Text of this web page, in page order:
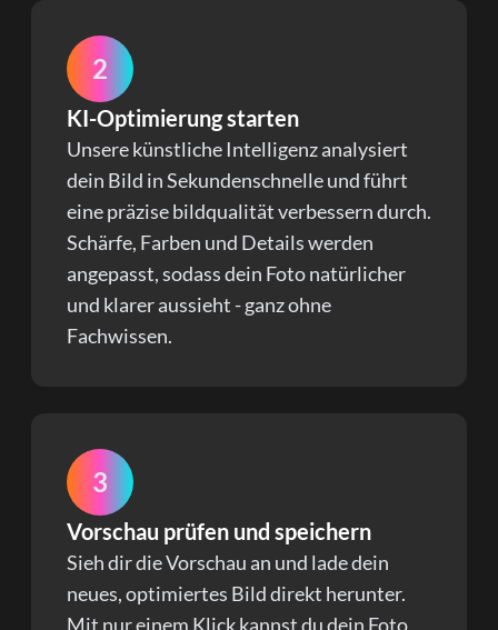
2
KI-Optimierung starten
Unsere künstliche Intelligenz analysiert
dein Bild in Sekundenschnelle und führt
eine präzise bildqualität verbessern durch.
Schärfe, Farben und Details werden
angepasst, sodass dein Foto natürlicher
und klarer aussieht - ganz ohne
Fachwissen.
3
Vorschau prüfen und speichern
Sieh dir die Vorschau an und lade dein
neues, optimiertes Bild direkt herunter.
Mit nur einem Klick kannst du dein Foto